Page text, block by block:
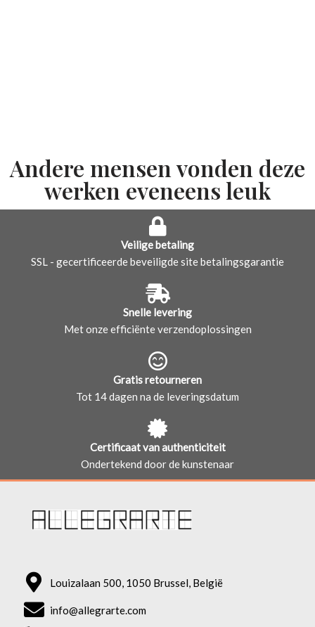
Andere mensen vonden deze
werken eveneens leuk
Veilige betaling
SSL - gecertificeerde beveiligde site betalingsgarantie
Snelle levering
Met onze efficiënte verzendoplossingen
Gratis retourneren
Tot 14 dagen na de leveringsdatum
Certificaat van authenticiteit
Ondertekend door de kunstenaar
Louizalaan 500, 1050 Brussel, België
info@allegrarte.com